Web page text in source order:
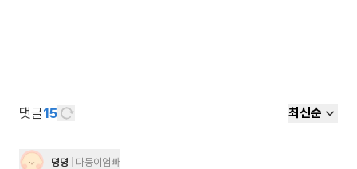
댓글15 최신순
뎡뎡 다둥이엄빠